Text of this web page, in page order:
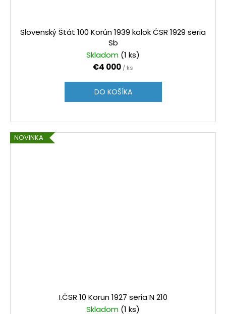
Slovenský Štát 100 Korún 1939 kolok ČSR 1929 seria
Sb
Skladom (1 ks)
€4 000 / ks
DO KOŠÍKA
NOVINKA
I.ČSR 10 Korun 1927 seria N 210
Skladom (1 ks)